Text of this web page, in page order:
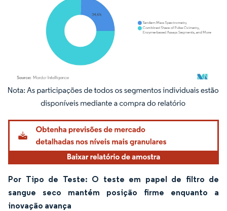
Imagem © Mordor Intelligence. O reuso requer atribuição conforme CC BY 4.0.
Por Tipo de Teste: O teste em papel de filtro de
sangue seco mantém posição firme enquanto a
inovação avança